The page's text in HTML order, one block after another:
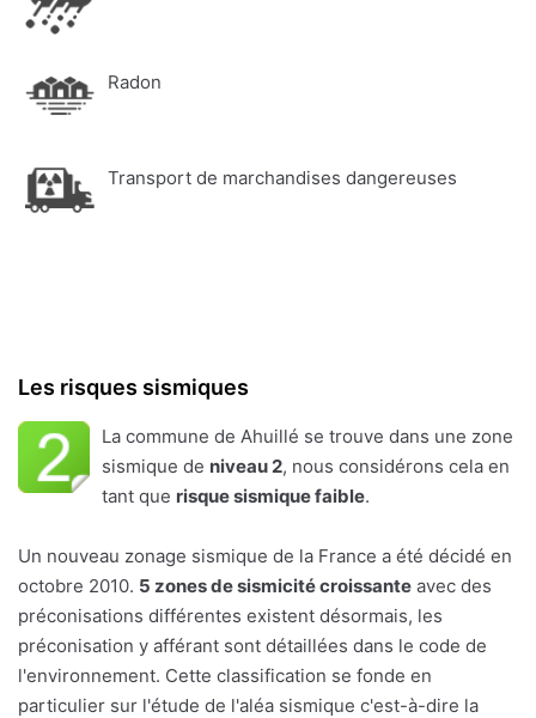
Radon
Transport de marchandises dangereuses
Les risques sismiques
La commune de Ahuillé se trouve dans une zone
sismique de niveau 2, nous considérons cela en
tant que risque sismique faible.
Un nouveau zonage sismique de la France a été décidé en
octobre 2010. 5 zones de sismicité croissante avec des
préconisations différentes existent désormais, les
préconisation y afférant sont détaillées dans le code de
l'environnement. Cette classification se fonde en
particulier sur l'étude de l'aléa sismique c'est-à-dire la